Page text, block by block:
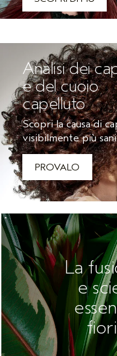
Analisi dei
e del cuoio
capelluto
Scopri la causa di
visibilmente più
PROVALO
La
e